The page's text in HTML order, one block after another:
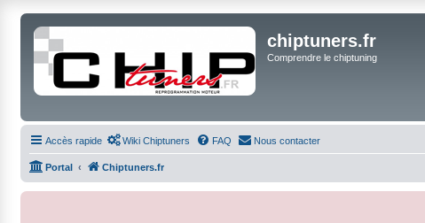
chiptuners.fr
Comprendre le chiptuning
Accès rapide Wiki Chiptuners FAQ Nous contacter
Portal Chiptuners.fr